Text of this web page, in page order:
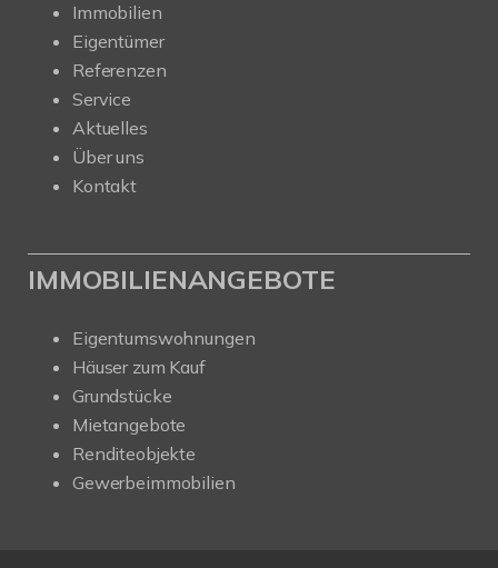
Immobilien
Eigentümer
Referenzen
Service
Aktuelles
Über uns
Kontakt
IMMOBILIENANGEBOTE
Eigentumswohnungen
Häuser zum Kauf
Grundstücke
Mietangebote
Renditeobjekte
Gewerbeimmobilien